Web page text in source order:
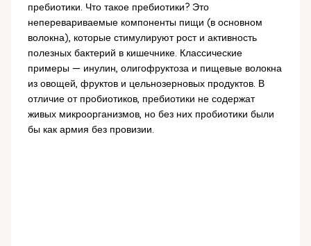
пребиотики. Что такое пребиотики? Это
неперевариваемые компоненты пищи (в основном
волокна), которые стимулируют рост и активность
полезных бактерий в кишечнике. Классические
примеры — инулин, олигофруктоза и пищевые волокна
из овощей, фруктов и цельнозерновых продуктов. В
отличие от пробиотиков, пребиотики не содержат
живых микроорганизмов, но без них пробиотики были
бы как армия без провизии.